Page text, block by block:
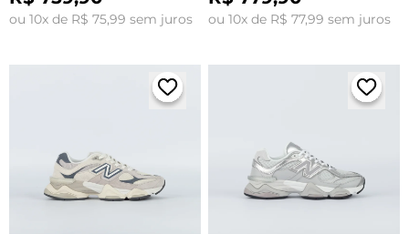
ou 10x de R$ 75,99 sem juros ou 10x de R$ 77,99 sem juros